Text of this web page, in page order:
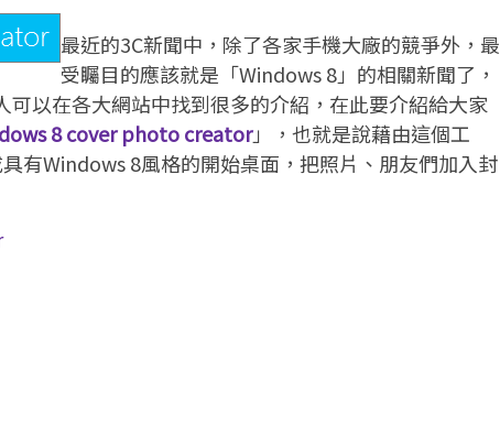
最近的3C新聞中，除了各家手機大廠的競爭外，最
受矚目的應該就是「Windows 8」的相關新聞了，
以在各大網站中找到很多的介紹，在此要介紹給大家
8 cover photo creator」，也就是說藉由這個工
有Windows 8風格的開始桌面，把照片、朋友們加入封